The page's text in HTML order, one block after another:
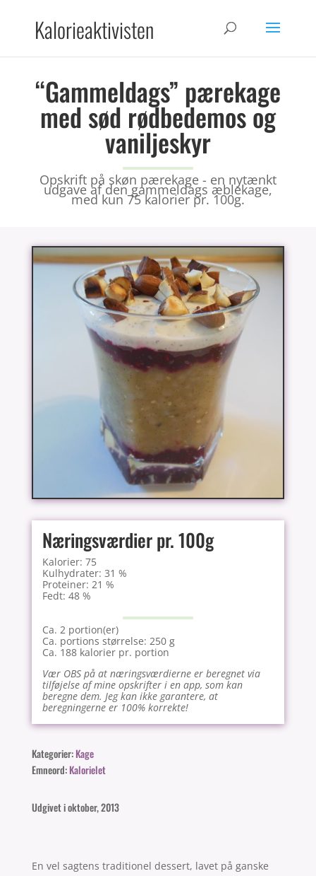
Kalorieaktivisten
“Gammeldags” pærekage
med sød rødbedemos og
vaniljeskyr
Opskrift på skøn pærekage - en nytænkt
udgave af den gammeldags æblekage,
med kun 75 kalorier pr. 100g.
Næringsværdier pr. 100g
Kalorier: 75
Kulhydrater: 31 %
Proteiner: 21 %
Fedt: 48 %
Ca. 2 portion(er)
Ca. portions størrelse: 250 g
Ca. 188 kalorier pr. portion
Vær OBS på at næringsværdierne er beregnet via
tilføjelse af mine opskrifter i en app, som kan
beregne dem. Jeg kan ikke garantere, at
beregningerne er 100% korrekte!
Kategorier:Kage
Emneord:Kalorielet
Udgivet i oktober, 2013
En vel sagtens traditionel dessert, lavet på ganske